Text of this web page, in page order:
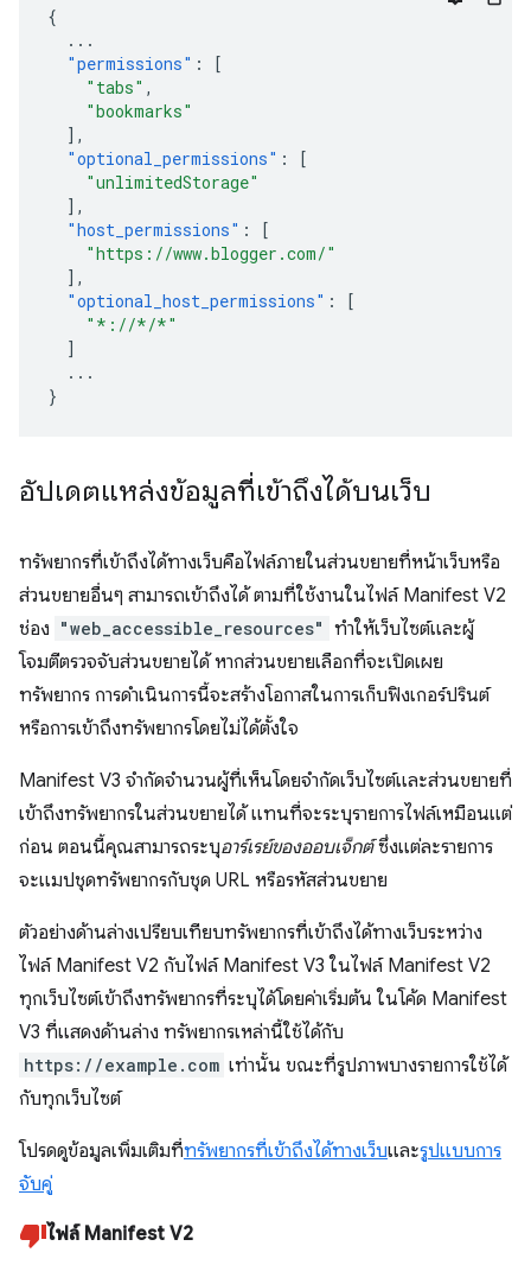
{
...
"permissions" :
[
"tabs" ,
"bookmarks"
],
"optional_permissions" :
[
"unlimitedStorage"
],
"host_permissions" :
[
"https://www.blogger.com/"
],
"optional_host_permissions" :
[
"*://*/*"
]
...
}
อัปเดตแหล่งข้อมูลที่เข้าถึงได้บนเว็บ
ทรัพยากรที่เข้าถึงได้ทางเว็บคือไฟล์ภายในส่วนขยายที่หน้าเว็บหรือ
ส่วนขยายอื่นๆ สามารถเข้าถึงได้ ตามที่ใช้งานในไฟล์ Manifest V2
ช่อง "web_accessible_resources" ทำให้เว็บไซต์และผู้
โจมตีตรวจจับส่วนขยายได้ หากส่วนขยายเลือกที่จะเปิดเผย
ทรัพยากร การดำเนินการนี้จะสร้างโอกาสในการเก็บฟิงเกอร์ปรินต์
หรือการเข้าถึงทรัพยากรโดยไม่ได้ตั้งใจ
Manifest V3 จำกัดจำนวนผู้ที่เห็นโดยจำกัดเว็บไซต์และส่วนขยายที่
เข้าถึงทรัพยากรในส่วนขยายได้ แทนที่จะระบุรายการไฟล์เหมือนแต่
ก่อน ตอนนี้คุณสามารถระบุอาร์เรย์ของออบเจ็กต์ซึ่งแต่ละรายการ
จะแมปชุดทรัพยากรกับชุด URL หรือรหัสส่วนขยาย
ตัวอย่างด้านล่างเปรียบเทียบทรัพยากรที่เข้าถึงได้ทางเว็บระหว่าง
ไฟล์ Manifest V2 กับไฟล์ Manifest V3 ในไฟล์ Manifest V2
ทุกเว็บไซต์เข้าถึงทรัพยากรที่ระบุได้โดยค่าเริ่มต้น ในโค้ด Manifest
V3 ที่แสดงด้านล่าง ทรัพยากรเหล่านี้ใช้ได้กับ
https://example.com เท่านั้น ขณะที่รูปภาพบางรายการใช้ได้
กับทุกเว็บไซต์
โปรดดูข้อมูลเพิ่มเติมที่ทรัพยากรที่เข้าถึงได้ทางเว็บและรูปแบบการ
จับคู่
ไฟล์ Manifest V2